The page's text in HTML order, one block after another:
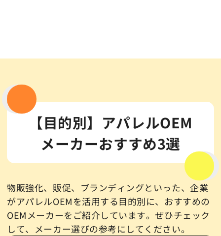
【目的別】アパレルOEM
メーカーおすすめ3選
物販強化、販促、ブランディングといった、企業
がアパレルOEMを活用する目的別に、おすすめの
OEMメーカーをご紹介しています。ぜひチェック
して、メーカー選びの参考にしてください。